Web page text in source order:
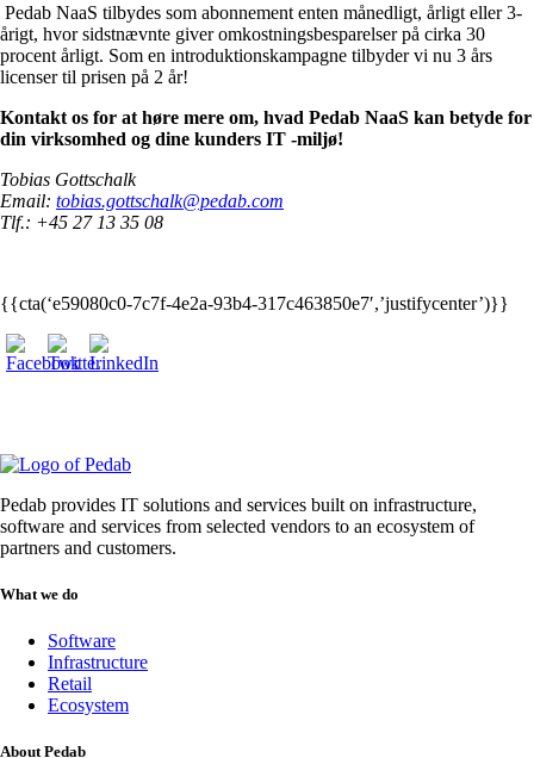
Pedab NaaS tilbydes som abonnement enten månedligt, årligt eller 3-
årigt, hvor sidstnævnte giver omkostningsbesparelser på cirka 30
procent årligt. Som en introduktionskampagne tilbyder vi nu 3 års
licenser til prisen på 2 år!
Kontakt os for at høre mere om, hvad Pedab NaaS kan betyde for
din virksomhed og dine kunders IT -miljø!
Tobias Gottschalk
Email: tobias.gottschalk@pedab.com
Tlf.: +45 27 13 35 08
{{cta(‘e59080c0-7c7f-4e2a-93b4-317c463850e7′,’justifycenter’)}}
Pedab provides IT solutions and services built on infrastructure,
software and services from selected vendors to an ecosystem of
partners and customers.
What we do
Software
Infrastructure
Retail
Ecosystem
About Pedab